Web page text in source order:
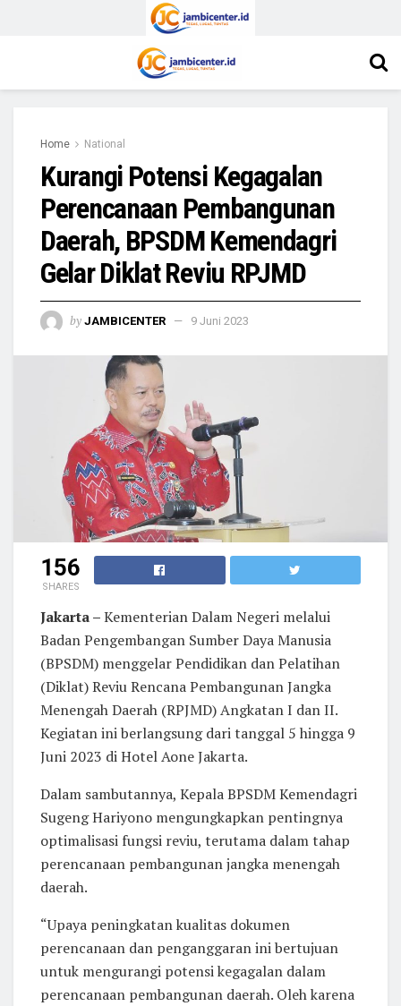
Home National
Kurangi Potensi Kegagalan
Perencanaan Pembangunan
Daerah, BPSDM Kemendagri
Gelar Diklat Reviu RPJMD
by JAMBICENTER 9 Juni 2023
156
SHARES
Jakarta –Kementerian Dalam Negeri melalui
Badan Pengembangan Sumber Daya Manusia
(BPSDM) menggelar Pendidikan dan Pelatihan
(Diklat) Reviu Rencana Pembangunan Jangka
Menengah Daerah (RPJMD) Angkatan I dan II.
Kegiatan ini berlangsung dari tanggal 5 hingga 9
Juni 2023 di Hotel Aone Jakarta.
Dalam sambutannya, Kepala BPSDM Kemendagri
Sugeng Hariyono mengungkapkan pentingnya
optimalisasi fungsi reviu, terutama dalam tahap
perencanaan pembangunan jangka menengah
daerah.
“Upaya peningkatan kualitas dokumen
perencanaan dan penganggaran ini bertujuan
untuk mengurangi potensi kegagalan dalam
perencanaan pembangunan daerah. Oleh karena